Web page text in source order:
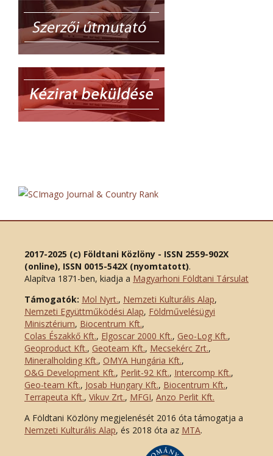
2017-2025 (c) Földtani Közlöny - ISSN 2559-902X
(online), ISSN 0015-542X (nyomtatott).
Alapítva 1871-ben, kiadja a Magyarhoni Földtani Társulat
Támogatók: Mol Nyrt., Nemzeti Kulturális Alap,
Nemzeti Együttműködési Alap, Földművelésügyi
Minisztérium, Biocentrum Kft.,
Colas Északkő Kft., Elgoscar 2000 Kft., Geo-Log Kft.,
Geoproduct Kft., Geoteam Kft., Mecsekérc Zrt.,
Mineralholding Kft., OMYA Hungária Kft.,
O&G Development Kft., Perlit-92 Kft., Intercomp Kft.,
Geo-team Kft., Josab Hungary Kft., Biocentrum Kft.,
Terrapeuta Kft., Vikuv Zrt., MFGI, Anzo Perlit Kft.
A Földtani Közlöny megjelenését 2016 óta támogatja a
Nemzeti Kulturális Alap, és 2018 óta az MTA.